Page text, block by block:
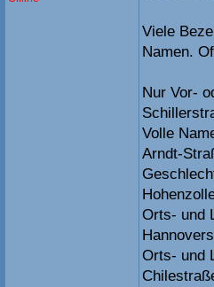
Viele
Namen.
Nur Vor-
Volle
Arndt-
Orts- und
Orts- und